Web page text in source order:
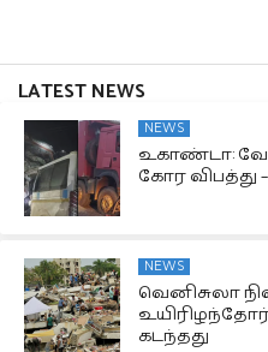
LATEST NEWS
NEWS
உகாண்டா:
கோர விபத்து –
NEWS
வெனிசுலா
கடந்தது